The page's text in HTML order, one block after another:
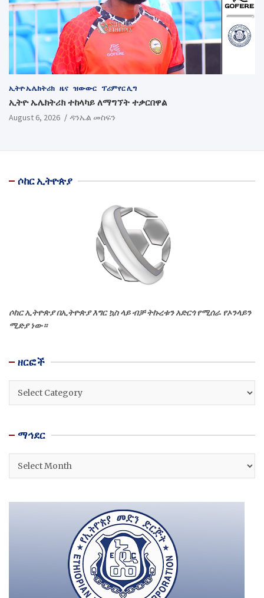
ኢትዮ ኤሌክትሪክ ዜና ዝውውር ፕሪምየር ሊግ
ኢትዮ ኤሌክትሪክ ተከላካይ ለማግኘት ተቃርበዋል
August 6, 2026 ዳንኤል መስፍን
ሶከር ኢትዮጵያ
ሶከር ኢትዮጵያ በኢትዮጵያ እግር ኳስ ላይ ብቻ ትኩረቱን አድርጎ የሚሰራ የኦንላይን
ሚድያ ነው።
ዘርፎች
ዘርፎች
ማኅደር
ማኅደር